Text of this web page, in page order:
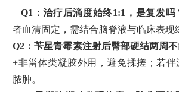
Q1：治疗后滴度始终1:1，是复发吗
者血清固定，需结合脑脊液与临床表现
Q2：苄星青霉素注射后臀部硬结两周
+非甾体类凝胶外用，避免揉搓；若
脓肿。